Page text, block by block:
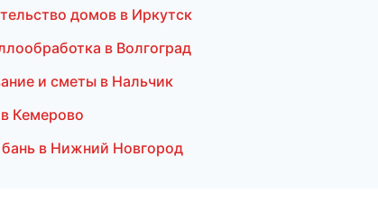
домов в Иркутск
в Волгоград
и сметы в Нальчик
Кемерово
в Нижний Новгород